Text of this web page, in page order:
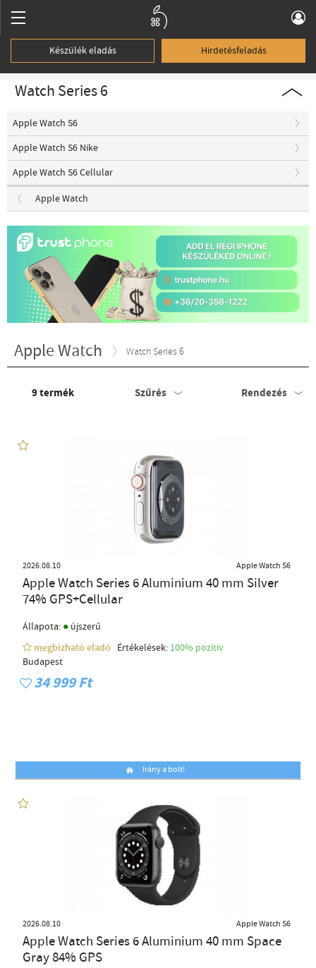
Készülék eladás Hirdetésfeladás
Watch Series 6
Apple Watch S6
Apple Watch S6 Nike
Apple Watch S6 Cellular
Apple Watch
Apple Watch Watch Series 6
9termék Szűrés Rendezés
2026.08.10 Apple Watch S6
Apple Watch Series 6 Aluminium 40 mm Silver
74% GPS+Cellular
Állapota: ● újszerű
megbízható eladó
Értékelések: 100% pozítiv
Budapest
34 999 Ft
Irány a bolt!
2026.08.10 Apple Watch S6
Apple Watch Series 6 Aluminium 40 mm Space
Gray 84% GPS